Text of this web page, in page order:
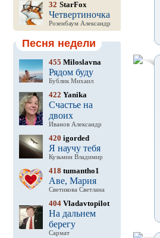
32 StarFox
Четвертиночка
Розенбаум Александр
Песня недели
455 Miloslavna
Рядом буду
Бублик Михаил
422 Yanika
Счастье на
двоих
Иванов Александр
420 igorded
Я научу тебя
Кузьмин Владимир
418 tumantho1
Аве, Мария
Светикова Светлана
404Vladavtopilot
На дальнем
берегу
Сармат